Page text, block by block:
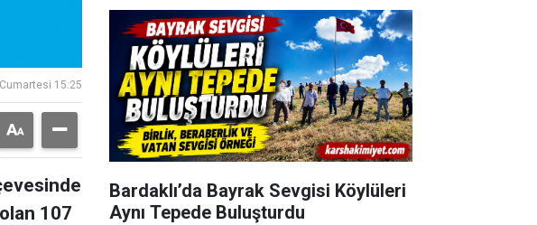
15:25
107
Bardaklı’da Bayrak Sevgisi Köylüleri
Aynı Tepede Buluşturdu